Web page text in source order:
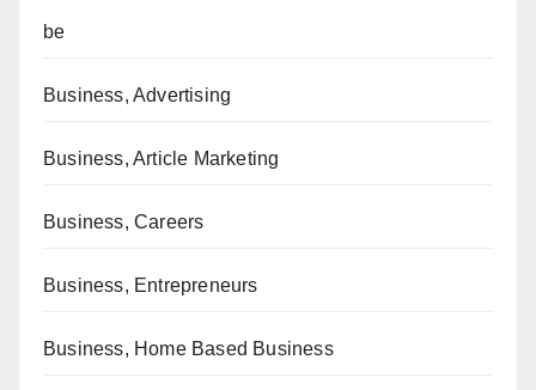
be
Business, Advertising
Business, Article Marketing
Business, Careers
Business, Entrepreneurs
Business, Home Based Business